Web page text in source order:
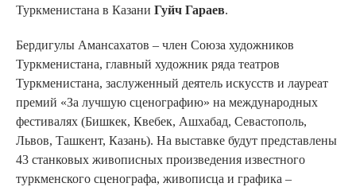
Туркменистана в Казани Гуйч Гараев.
Бердигулы Амансахатов – член Союза художников
Туркменистана, главный художник ряда театров
Туркменистана, заслуженный деятель искусств и лауреат
премий «За лучшую сценографию» на международных
фестивалях (Бишкек, Квебек, Ашхабад, Севастополь,
Львов, Ташкент, Казань). На выставке будут представлены
43 станковых живописных произведения известного
туркменского сценографа, живописца и графика –